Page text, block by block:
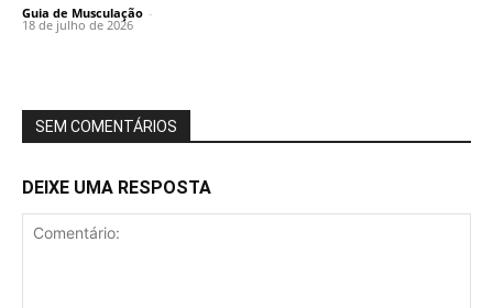
Guia de Musculação -
18 de julho de 2026
SEM COMENTÁRIOS
DEIXE UMA RESPOSTA